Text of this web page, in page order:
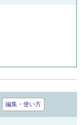
編集・使い方